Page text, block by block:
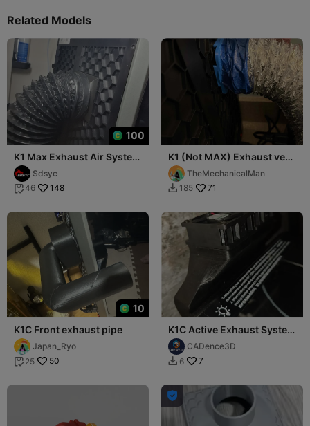
Related Models
100
K1 Max Exhaust Air System
Ø100mm 🍃
Sdsyc
 46 148
K1 (Not MAX) Exhaust vent
for forced air removal
TheMechanicalMan
 185 71
10
K1C Front exhaust pipe
Japan_Ryo
 25 50
K1C Active Exhaust System
| Dual-Fan & Low Profile
(27mm)CADence3D
 6 7
